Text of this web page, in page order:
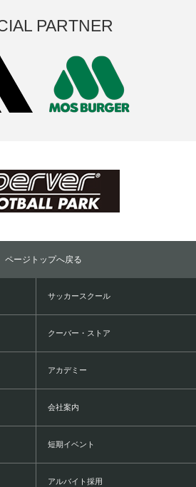
PARTNER
ページトップへ戻る
サッカースクール
クーバー・ストア
アカデミー
会社案内
短期イベント
アルバイト採用